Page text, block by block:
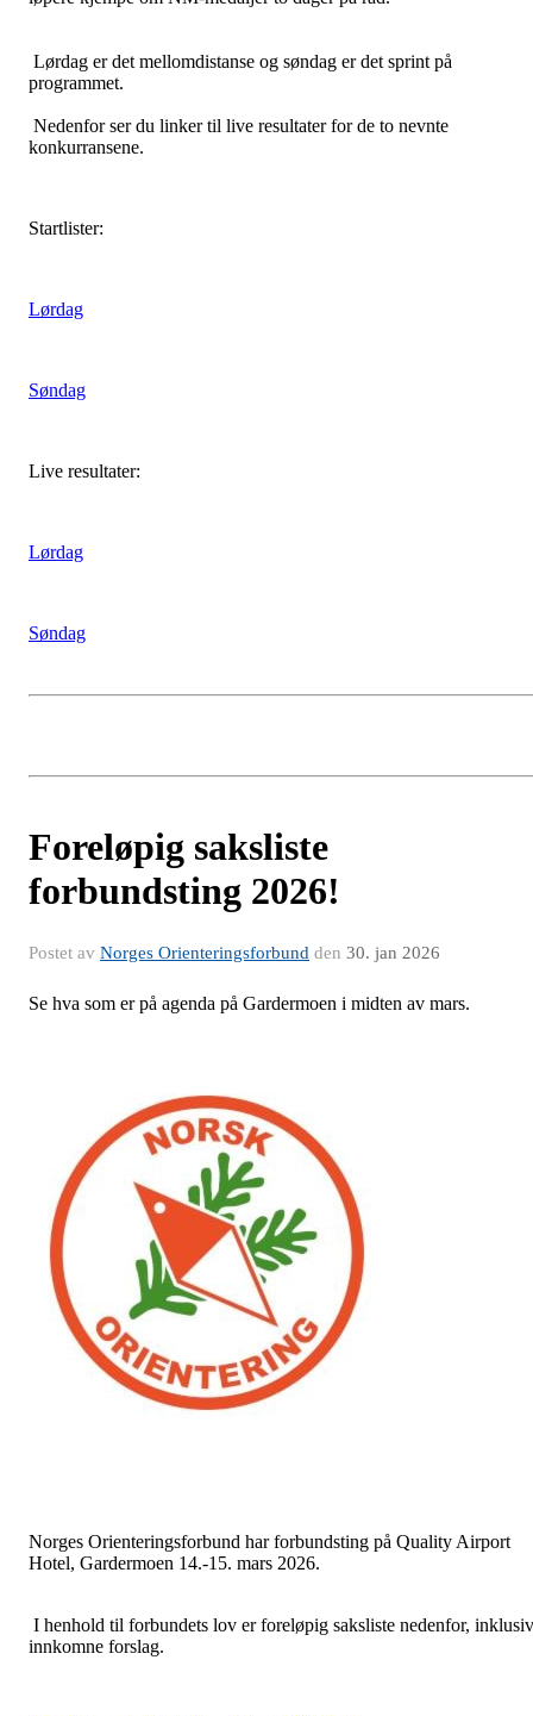
Lørdag er det mellomdistanse og søndag er det sprint på
programmet.
Nedenfor ser du linker til live resultater for de to nevnte
konkurransene.
Startlister:
Lørdag
Søndag
Live resultater:
Lørdag
Søndag
Foreløpig saksliste
forbundsting 2026!
Postet av Norges Orienteringsforbund den 30. jan 2026
Se hva som er på agenda på Gardermoen i midten av mars.
Norges Orienteringsforbund har forbundsting på Quality Airport
Hotel, Gardermoen 14.-15. mars 2026.
I henhold til forbundets lov er foreløpig saksliste nedenfor,
innkomne forslag.